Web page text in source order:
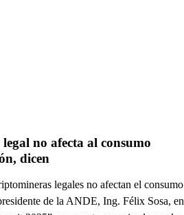
no afecta al consumo
dicen
legales no afectan el consumo
de la ANDE, Ing. Félix Sosa, en